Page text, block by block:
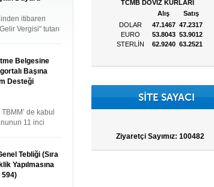
itibaren
Vergisi" tutarı
Belgesine
Başına
Desteği
de kabul
11 inci
Tebliği (Sıra
Yapılmasına
594)
SİTE SAYACI
Ziyaretçi Sayımız: 100482